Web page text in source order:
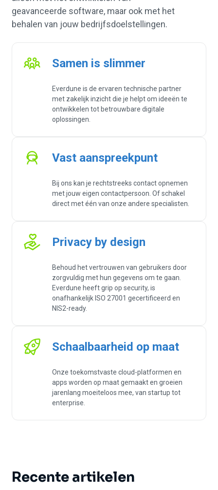
geavanceerde software, maar ook met het
behalen van jouw bedrijfsdoelstellingen.
Samen is slimmer
Everdune is de ervaren technische partner
met zakelijk inzicht die je helpt om ideeën te
ontwikkelen tot betrouwbare digitale
oplossingen.
Vast aanspreekpunt
Bij ons kan je rechtstreeks contact opnemen
met jouw eigen contactpersoon. Of schakel
direct met één van onze andere specialisten.
Privacy by design
Behoud het vertrouwen van gebruikers door
zorgvuldig met hun gegevens om te gaan.
Everdune heeft grip op security, is
onafhankelijk ISO 27001 gecertificeerd en
NIS2-ready.
Schaalbaarheid op maat
Onze toekomstvaste cloud-platformen en
apps worden op maat gemaakt en groeien
jarenlang moeiteloos mee, van startup tot
enterprise.
Recente artikelen